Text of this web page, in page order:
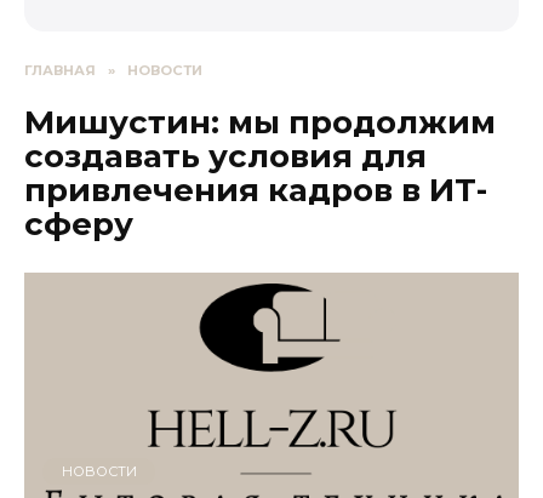
ГЛАВНАЯ » НОВОСТИ
Мишустин: мы продолжим
создавать условия для
привлечения кадров в ИТ-
сферу
НОВОСТИ